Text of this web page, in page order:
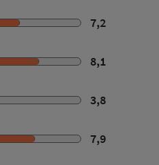
7,2
8,1
3,8
7,9